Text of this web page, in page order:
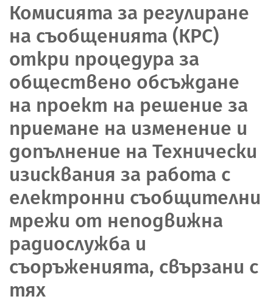
Комисията за регулиране
на съобщенията (КРС)
откри процедура за
обществено обсъждане
на проект на решение за
приемане на изменение и
допълнение на Технически
изисквания за работа с
електронни съобщителни
мрежи от неподвижна
радиослужба и
съоръженията, свързани с
тях